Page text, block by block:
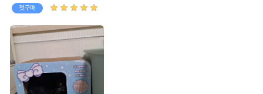
첫구매